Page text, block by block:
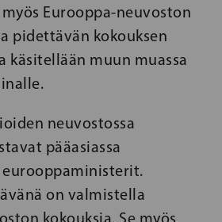
Eurooppa-neuvoston
pidettävän kokouksen
käsitellään muun muassa
neuvostossa
pääasiassa
on valmistella
kokouksia. Se myös